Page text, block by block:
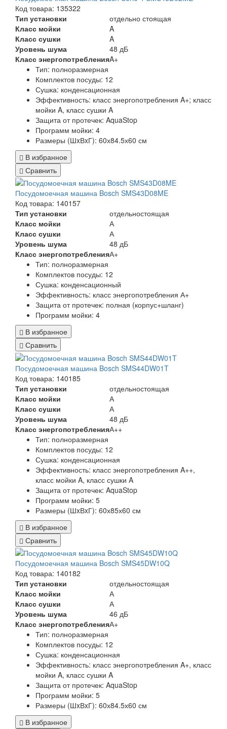
Код товара: 135322
Тип установки
отдельно стоящая
Класс мойки
A
Класс сушки
A
Уровень шума
48 дБ
Класс энергопотребленияA+
Тип: полноразмерная
Комплектов посуды: 12
Сушка: конденсационная
Эффективность: класс энергопотребления A+; класс
мойки A, класс сушки A
Защита от протечек: AquaStop
Программ мойки: 4
Размеры (ШxВxГ): 60х84.5х60 см
В избранное
Сравнить
Посудомоечная машина Bosch SMS43D08ME
Код товара: 140157
Тип установки
отдельностоящая
Класс мойки
А
Класс сушки
А
Уровень шума
48 дБ
Класс энергопотребленияА+
Тип: полноразмерная
Комплектов посуды: 12
Сушка: конденсационный
Эффективность: класс энергопотребления А+
Защита от протечек: полная (корпус+шланг)
Программ мойки: 4
В избранное
Сравнить
Посудомоечная машина Bosch SMS44DW01T
Код товара: 140185
Тип установки
отдельностоящая
Класс мойки
А
Класс сушки
А
Уровень шума
48 дБ
Класс энергопотребленияА++
Тип: полноразмерная
Комплектов посуды: 12
Сушка: конденсационная
Эффективность: класс энергопотребления A++,
класс мойки A, класс сушки A
Защита от протечек: AquaStop
Программ мойки: 5
Размеры (ШxВxГ): 60х85х60 см
В избранное
Сравнить
Посудомоечная машина Bosch SMS45DW10Q
Код товара: 140182
Тип установки
отдельностоящая
Класс мойки
А
Класс сушки
А
Уровень шума
46 дБ
Класс энергопотребленияА+
Тип: полноразмерная
Комплектов посуды: 12
Сушка: конденсационная
Эффективность: класс энергопотребления A+, класс
мойки A, класс сушки A
Защита от протечек: AquaStop
Программ мойки: 5
Размеры (ШxВxГ): 60х84.5х60 см
В избранное